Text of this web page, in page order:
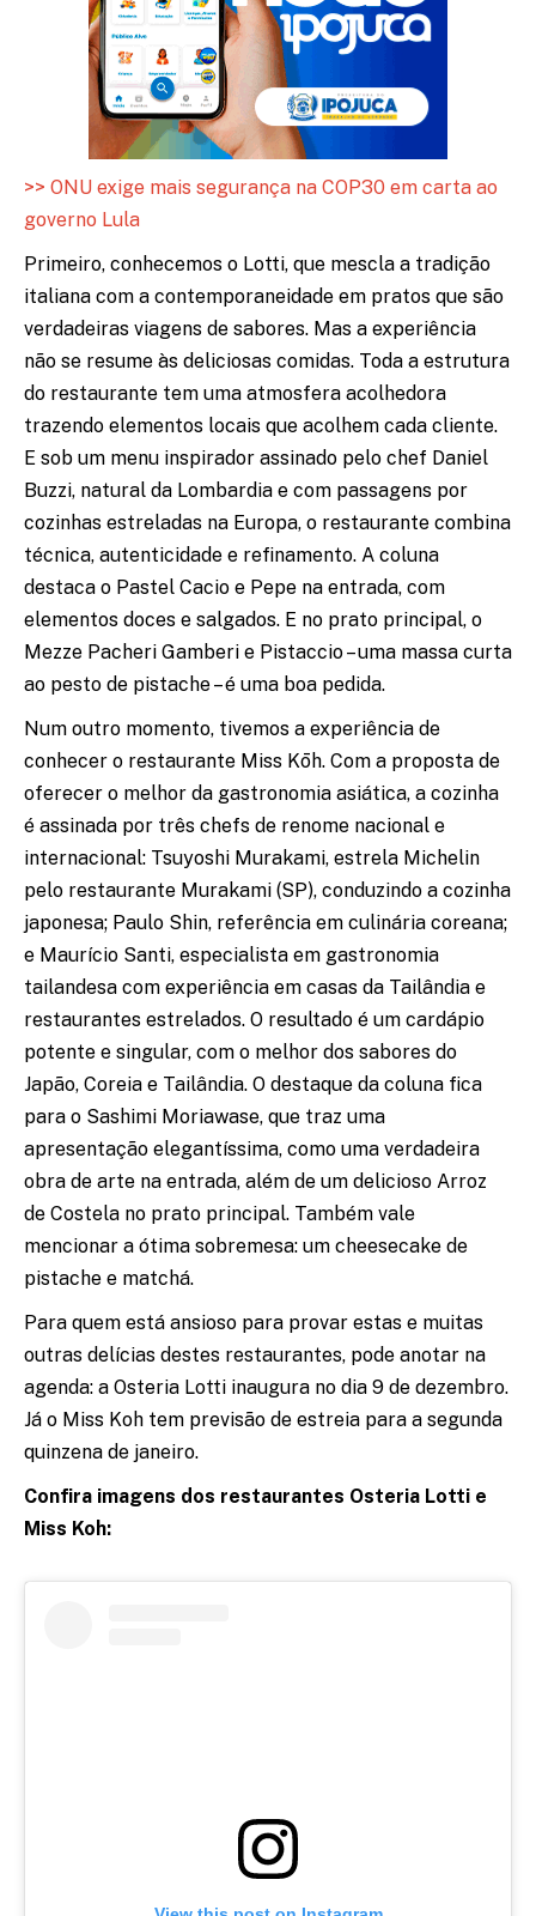
>> ONU exige mais segurança na COP30 em carta ao
governo Lula
Primeiro, conhecemos o Lotti, que mescla a tradição
italiana com a contemporaneidade em pratos que são
verdadeiras viagens de sabores. Mas a experiência
não se resume às deliciosas comidas. Toda a estrutura
do restaurante tem uma atmosfera acolhedora
trazendo elementos locais que acolhem cada cliente.
E sob um menu inspirador assinado pelo chef Daniel
Buzzi, natural da Lombardia e com passagens por
cozinhas estreladas na Europa, o restaurante combina
técnica, autenticidade e refinamento. A coluna
destaca o Pastel Cacio e Pepe na entrada, com
elementos doces e salgados. E no prato principal, o
Mezze Pacheri Gamberi e Pistaccio – uma massa curta
ao pesto de pistache – é uma boa pedida.
Num outro momento, tivemos a experiência de
conhecer o restaurante Miss Kōh. Com a proposta de
oferecer o melhor da gastronomia asiática, a cozinha
é assinada por três chefs de renome nacional e
internacional: Tsuyoshi Murakami, estrela Michelin
pelo restaurante Murakami (SP), conduzindo a cozinha
japonesa; Paulo Shin, referência em culinária coreana;
e Maurício Santi, especialista em gastronomia
tailandesa com experiência em casas da Tailândia e
restaurantes estrelados. O resultado é um cardápio
potente e singular, com o melhor dos sabores do
Japão, Coreia e Tailândia. O destaque da coluna fica
para o Sashimi Moriawase, que traz uma
apresentação elegantíssima, como uma verdadeira
obra de arte na entrada, além de um delicioso Arroz
de Costela no prato principal. Também vale
mencionar a ótima sobremesa: um cheesecake de
pistache e matchá.
Para quem está ansioso para provar estas e muitas
outras delícias destes restaurantes, pode anotar na
agenda: a Osteria Lotti inaugura no dia 9 de dezembro.
Já o Miss Koh tem previsão de estreia para a segunda
quinzena de janeiro.
Confira imagens dos restaurantes Osteria Lotti e
Miss Koh: